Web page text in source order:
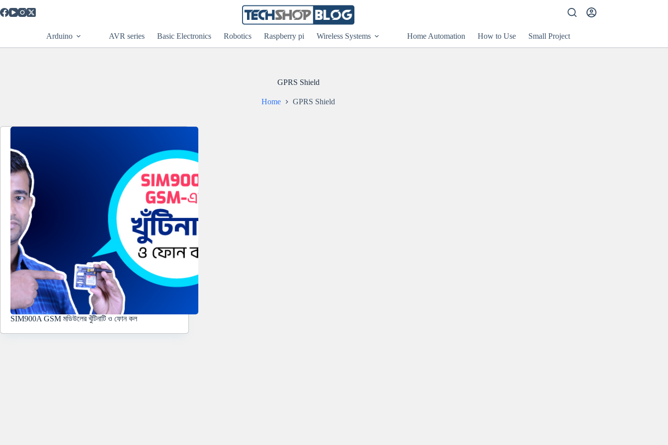
to
Arduino
AVR series Basic Electronics Robotics Raspberry pi Wireless Systems Home Automation How to Use Small Project
GPRS Shield
Home GPRS Shield
SIM900A GSM মডিউলের খুঁটিনাটি ও ফোন কল